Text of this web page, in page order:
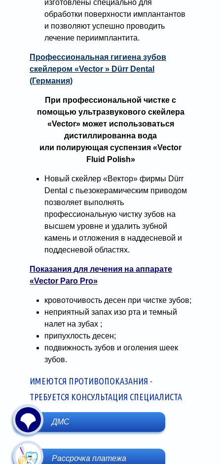
изготовлены специально для
обработки поверхности имплантантов
и позволяют успешно проводить
лечение периимплантита.
Профессиональная гигиена зубов
скейлером «Vector » Dürr Dental
(Германия)
При профессиональной чистке с
помощью ультразвукового скейлера
«Vector» может использоваться
дистиллированна вода
или полирующая суспензия «Vector
Fluid Polish»
Новый скейлер «Вектор» фирмы Dürr
Dental с пьезокерамическим приводом
позволяет выполнять
профессиональную чистку зубов на
высшем уровне и удалить зубной
камень и отложения в наддесневой и
поддесневой областях.
Показания для лечения на аппарате
«Vector Paro Pro»
кровоточивость десен при чистке зубов;
неприятный запах изо рта и темный
налет на зубах ;
припухлость десен;
подвижность зубов и оголения шеек
зубов.
ИМЕЮТСЯ ПРОТИВОПОКАЗАНИЯ -
ТРЕБУЕТСЯ КОНСУЛЬТАЦИЯ СПЕЦИАЛИСТА
ДМС
Рассрочка платежа